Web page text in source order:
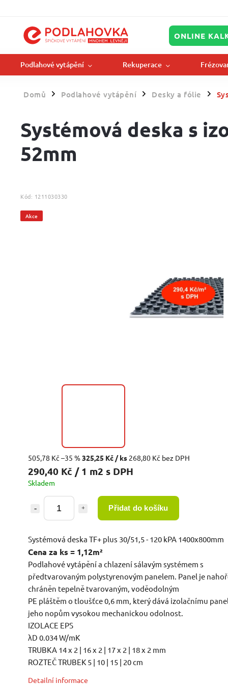
ONLINE
Podlahové vytápění Rekuperace
Domů / Podlahové vytápění / Desky a fólie /
Systémová deska s
52mm
Kód: 1211030330
Akce
505,78 Kč –35 %325,25 Kč / ks 268,80 Kč bez DPH
290,40 Kč / 1 m2 s DPH
Skladem
Přidat do košíku
Systémová deska TF+ plus 30/51,5 - 120 kPA 1400x800mm
Cena za ks = 1,12m²
Podlahové vytápění a chlazení sálavým systémem s
předtvarovaným polystyrenovým panelem. Panel je
chráněn tepelně tvarovaným, voděodolným
PE pláštěm o tloušťce 0,6 mm, který dává izolačnímu
jeho nopům vysokou mechanickou odolnost.
IZOLACE EPS
λD 0.034 W/mK
TRUBKA 14 x 2 | 16 x 2 | 17 x 2 | 18 x 2 mm
ROZTEČ TRUBEK 5 | 10 | 15 | 20 cm
Detailní informace